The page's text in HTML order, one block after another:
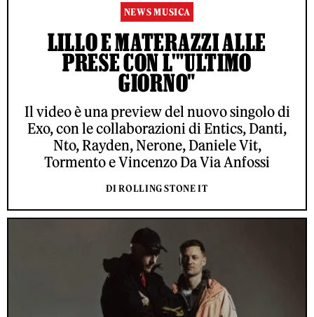
NEWS MUSICA
LILLO E MATERAZZI ALLE
PRESE CON L'"ULTIMO
GIORNO"
Il video è una preview del nuovo singolo di
Exo, con le collaborazioni di Entics, Danti,
Nto, Rayden, Nerone, Daniele Vit,
Tormento e Vincenzo Da Via Anfossi
DI ROLLING STONE IT